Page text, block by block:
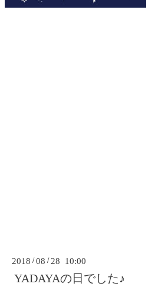
2018 /08 / 28 10:00
YADAYAの日でした♪